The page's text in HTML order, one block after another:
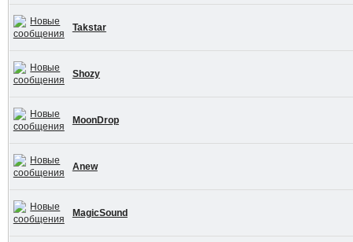
Takstar
Shozy
MoonDrop
Anew
MagicSound